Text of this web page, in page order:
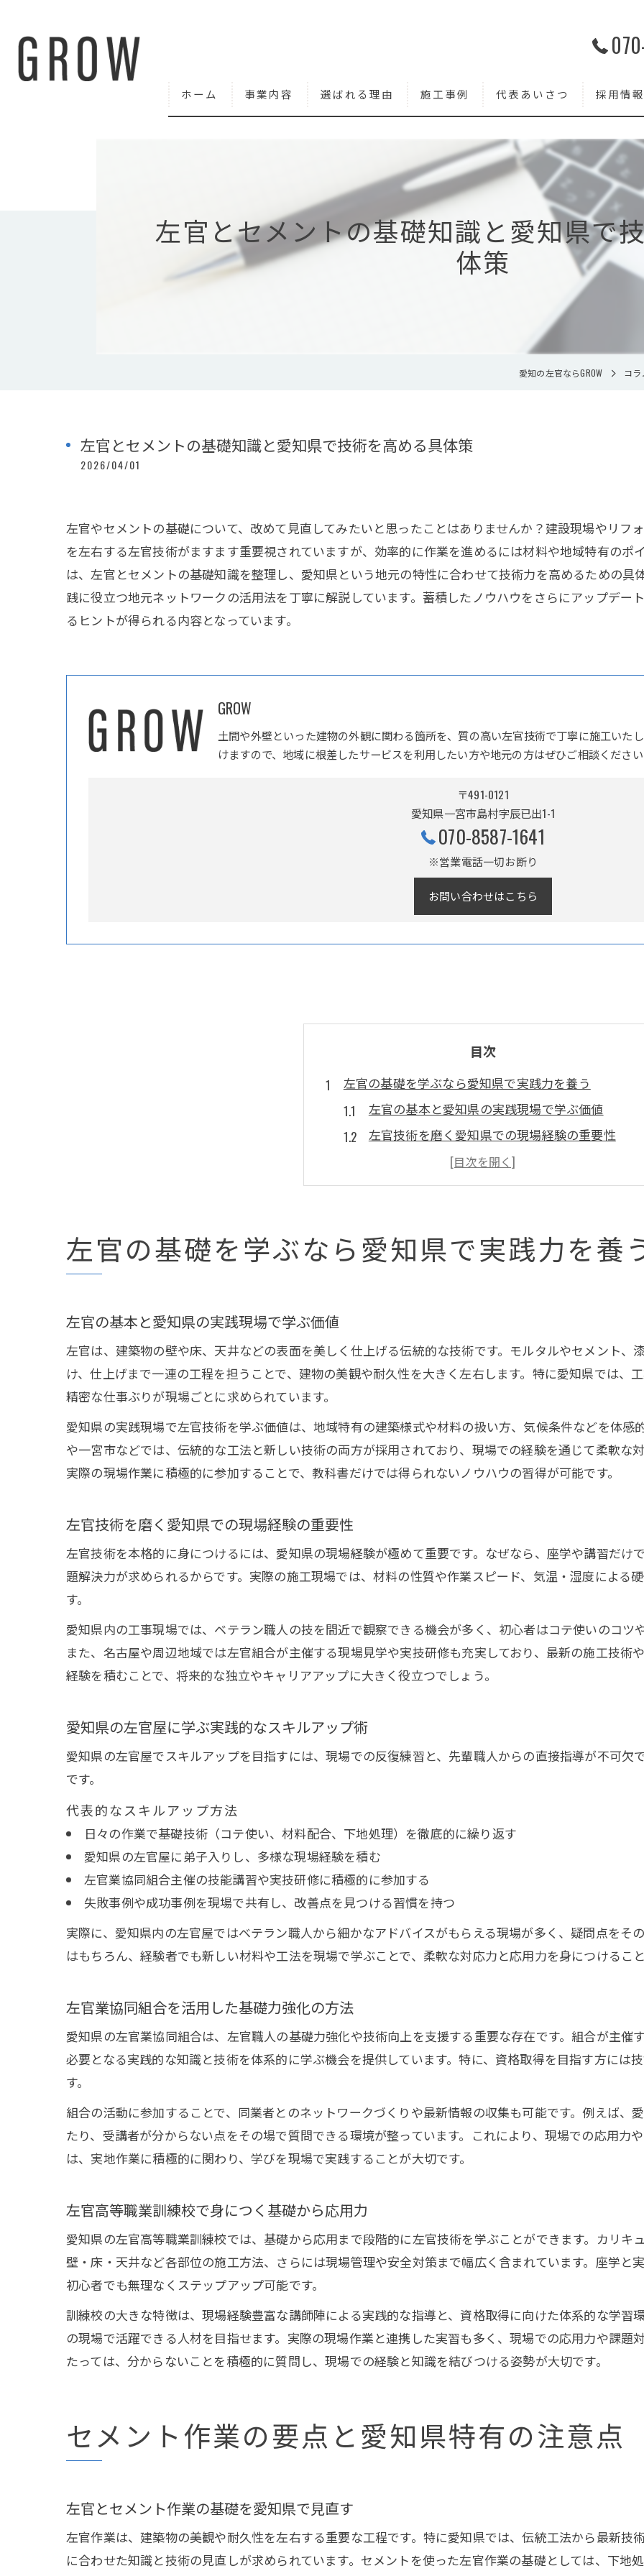
ホーム 事業内容 選ばれる理由 施工事例 代表あいさつ 採用情報
左官とセメントの基礎知識と愛知県で
体策
愛知の左官ならGROW コラ
左官とセメントの基礎知識と愛知県で技術を高める具体策
2026/04/01
左官やセメントの基礎について、改めて見直してみたいと思ったことはありませんか？建設現場やリフ
を左右する左官技術がますます重要視されていますが、効率的に作業を進めるには材料や地域特有のポ
は、左官とセメントの基礎知識を整理し、愛知県という地元の特性に合わせて技術力を高めるための
践に役立つ地元ネットワークの活用法を丁寧に解説しています。蓄積したノウハウをさらにアップデー
るヒントが得られる内容となっています。
GROW
土間や外壁といった建物の外観に関わる箇所を、質の高い左官技術で丁寧に施工いた
けますので、地域に根差したサービスを利用したい方や地元の方はぜひご相談くださ
〒491-0121
愛知県一宮市島村字辰已出1-1
070-8587-1641
※営業電話一切お断り
お問い合わせはこちら
目次
左官の基礎を学ぶなら愛知県で実践力を養う
左官の基本と愛知県の実践現場で学ぶ価値
左官技術を磨く愛知県での現場経験の重要性
愛知県の左官屋に学ぶ実践的なスキルアップ術
左官業協同組合を活用した基礎力強化の方法
セメント作業の要点と愛知県特有の注意点
左官とセメント作業の基礎を愛知県で見直す
愛知県左官屋が重視するセメント作業のコツ
名古屋エリアに多い左官セメント作業の特徴
左官業で生き残るアイデアと愛知県の工夫
地元左官屋が実践する差別化戦略のポイント
左官組合との連携で得る業界情報と活用法
愛知県左官屋が選ぶ信頼の技術ステップアップ法
左官技能を高める愛知県独自の学び方とは
愛知県で注目の左官高等職業訓練校の活用法
左官組合を通じたネットワーク強化と技術交流
現場経験を活かす愛知県左官屋の成長ポイント
愛知県左官業協同組合のメリットと活用事例
愛知県左官組合で学ぶ最新動向とネットワーク術
地域ならではの左官セメント活用術と今後の展望
左官技術とセメント活用の地域特性を知る
愛知県発の左官セメント応用事例と今後の可能性
地域密着型左官屋による新しい施工提案とは
左官業界の動向とセメント需要の変化を読む
左官の基礎を学ぶなら愛知県で実践力を養
左官の基本と愛知県の実践現場で学ぶ価値
左官は、建築物の壁や床、天井などの表面を美しく仕上げる伝統的な技術です。モルタルやセメント、
け、仕上げまで一連の工程を担うことで、建物の美観や耐久性を大きく左右します。特に愛知県では、
精密な仕事ぶりが現場ごとに求められています。
愛知県の実践現場で左官技術を学ぶ価値は、地域特有の建築様式や材料の扱い方、気候条件などを体感
や一宮市などでは、伝統的な工法と新しい技術の両方が採用されており、現場での経験を通じて柔軟な
実際の現場作業に積極的に参加することで、教科書だけでは得られないノウハウの習得が可能です。
左官技術を磨く愛知県での現場経験の重要性
左官技術を本格的に身につけるには、愛知県の現場経験が極めて重要です。なぜなら、座学や講習だけ
題解決力が求められるからです。実際の施工現場では、材料の性質や作業スピード、気温・湿度による
す。
愛知県内の工事現場では、ベテラン職人の技を間近で観察できる機会が多く、初心者はコテ使いのコツ
また、名古屋や周辺地域では左官組合が主催する現場見学や実技研修も充実しており、最新の施工技術
経験を積むことで、将来的な独立やキャリアアップに大きく役立つでしょう。
愛知県の左官屋に学ぶ実践的なスキルアップ術
愛知県の左官屋でスキルアップを目指すには、現場での反復練習と、先輩職人からの直接指導が不可欠
です。
代表的なスキルアップ方法
日々の作業で基礎技術（コテ使い、材料配合、下地処理）を徹底的に繰り返す
愛知県の左官屋に弟子入りし、多様な現場経験を積む
左官業協同組合主催の技能講習や実技研修に積極的に参加する
失敗事例や成功事例を現場で共有し、改善点を見つける習慣を持つ
実際に、愛知県内の左官屋ではベテラン職人から細かなアドバイスがもらえる現場が多く、疑問点をそ
はもちろん、経験者でも新しい材料や工法を現場で学ぶことで、柔軟な対応力と応用力を身につけるこ
左官業協同組合を活用した基礎力強化の方法
愛知県の左官業協同組合は、左官職人の基礎力強化や技術向上を支援する重要な存在です。組合が主催
必要となる実践的な知識と技術を体系的に学ぶ機会を提供しています。特に、資格取得を目指す方には
す。
組合の活動に参加することで、同業者とのネットワークづくりや最新情報の収集も可能です。例えば、
たり、受講者が分からない点をその場で質問できる環境が整っています。これにより、現場での応用力
は、実地作業に積極的に関わり、学びを現場で実践することが大切です。
左官高等職業訓練校で身につく基礎から応用力
愛知県の左官高等職業訓練校では、基礎から応用まで段階的に左官技術を学ぶことができます。カリキ
壁・床・天井など各部位の施工方法、さらには現場管理や安全対策まで幅広く含まれています。座学と
初心者でも無理なくステップアップ可能です。
訓練校の大きな特徴は、現場経験豊富な講師陣による実践的な指導と、資格取得に向けた体系的な学習
の現場で活躍できる人材を目指せます。実際の現場作業と連携した実習も多く、現場での応用力や課題
たっては、分からないことを積極的に質問し、現場での経験と知識を結びつける姿勢が大切です。
セメント作業の要点と愛知県特有の注意点
左官とセメント作業の基礎を愛知県で見直す
左官作業は、建築物の美観や耐久性を左右する重要な工程です。特に愛知県では、伝統工法から最新技
に合わせた知識と技術の見直しが求められています。セメントを使った左官作業の基礎としては、下地